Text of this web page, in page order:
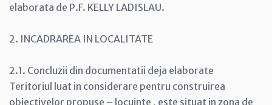
elaborata de P.F. KELLY LADISLAU.
2. INCADRAREA IN LOCALITATE
2.1. Concluzii din documentatii deja elaborate
Teritoriul luat in considerare pentru construirea
obiectivelor propuse – locuinte , este situat in zona de